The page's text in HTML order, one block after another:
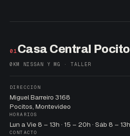
01 Casa Central
0KM NISSAN Y MG · TALLER
DIRECCIÓN
Miguel Barreiro 3168
Pocitos, Montevideo
HORARIOS
Lun a Vie 8 – 13h · 15 – 20h · Sáb 8 – 13h
CONTACTO